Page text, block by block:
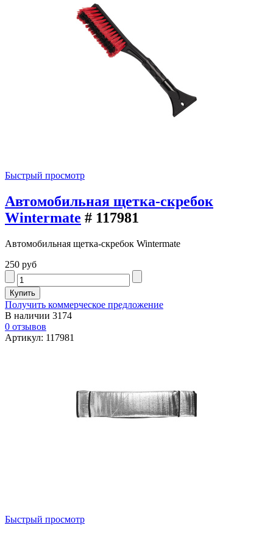
Быстрый просмотр
Автомобильная щетка-скребок
Wintermate # 117981
Автомобильная щетка-скребок Wintermate
250 руб
Получить коммерческое предложение
В наличии 3174
0 отзывов
Артикул: 117981
Быстрый просмотр